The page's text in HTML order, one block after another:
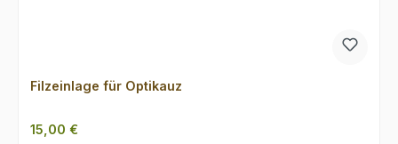
Filzeinlage für Optikauz
Regulärer Preis:
15,00 €